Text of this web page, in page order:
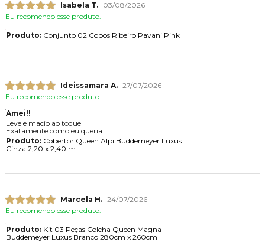
Isabela T.
03/08/2026
Eu recomendo esse produto.
Produto:Conjunto 02 Copos Ribeiro Pavani Pink
Ideissamara A. 27/07/2026
Eu recomendo esse produto.
Amei!!
Leve e macio ao toque
Exatamente como eu queria
Produto:Cobertor Queen Alpi Buddemeyer Luxus
Cinza 2,20 x 2,40 m
Marcela H. 24/07/2026
Eu recomendo esse produto.
Produto:Kit 03 Peças Colcha Queen Magna
Buddemeyer Luxus Branco 280cm x 260cm